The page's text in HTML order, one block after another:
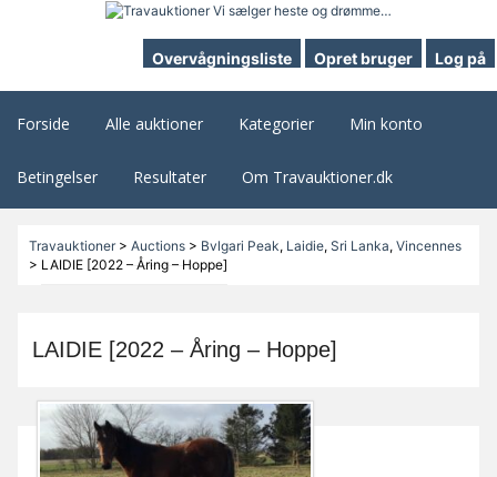
Overvågningsliste Opret bruger Log på
Forside Alle auktioner Kategorier Min konto
Betingelser Resultater Om Travauktioner.dk
Travauktioner> Auctions> Bvlgari Peak, Laidie, Sri Lanka, Vincennes
> LAIDIE [2022 – Åring – Hoppe]
LAIDIE [2022 – Åring – Hoppe]